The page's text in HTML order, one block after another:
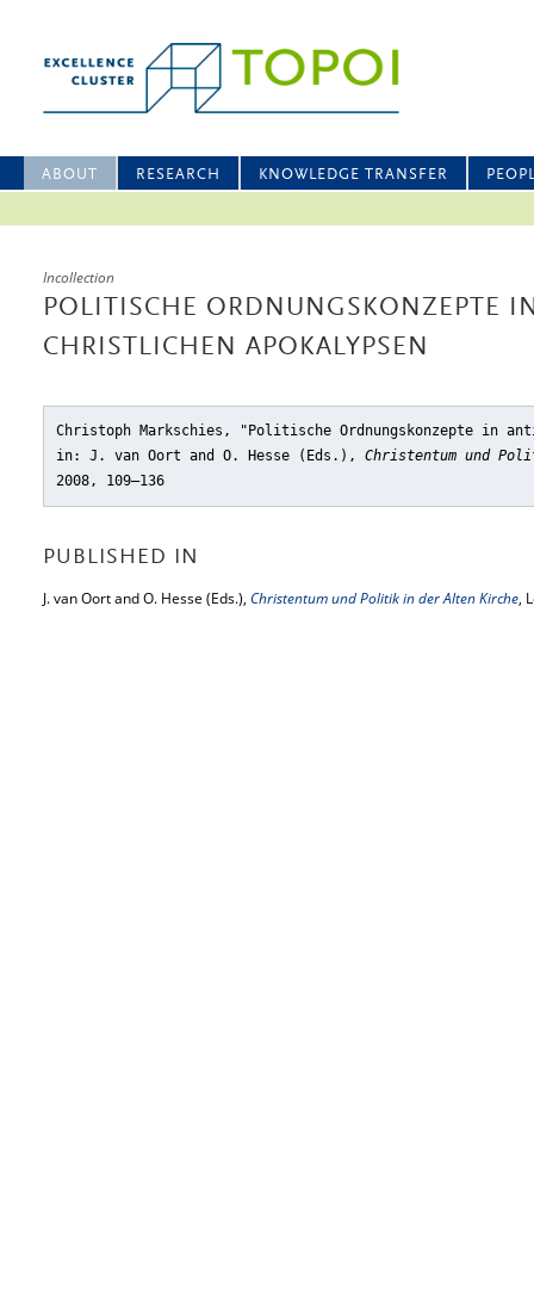
ABOUT RESEARCH KNOWLEDGE TRANSFER
Incollection
POLITISCHE ORDNUNGSKONZEPTE
CHRISTLICHEN APOKALYPSEN
Christoph Markschies, "Politische Ordnungskonzepte in
in: J. van Oort and O. Hesse (Eds.), Christentum und
2008, 109–136
PUBLISHED IN
J. van Oort and O. Hesse (Eds.), Christentum und Politik in der Alten Kirche,